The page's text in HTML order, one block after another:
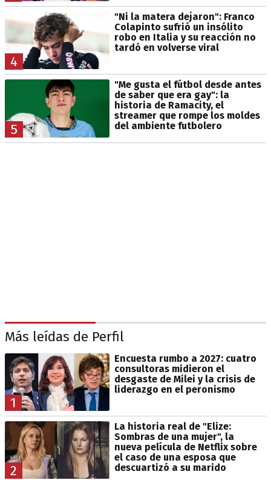
4
"Ni la matera dejaron": Franco
Colapinto sufrió un insólito
robo en Italia y su reacción no
tardó en volverse viral
5
"Me gusta el fútbol desde antes
de saber que era gay": la
historia de Ramacity, el
streamer que rompe los moldes
del ambiente futbolero
Más leídas de Perfil
1
Encuesta rumbo a 2027: cuatro
consultoras midieron el
desgaste de Milei y la crisis de
liderazgo en el peronismo
2
La historia real de "Elize:
Sombras de una mujer", la
nueva película de Netflix sobre
el caso de una esposa que
descuartizó a su marido